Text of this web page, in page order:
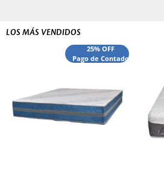
LOS MÁS VENDIDOS
25% OFF
Pago de Contado
precio
$540,000.00.
El
precio
$440,000.00.